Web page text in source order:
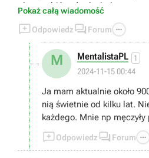
głowy robić coś tak
(przynajmniej dla mnie)
zwyczajnie... nudna. Bo jak się
uzależniony jest od tej
bossa można zapomnieć o
przygoda z tym tytułem tutaj się
Wysiadam.
Pokaż całą wiadomość
Odpowiedz  Forum 
M MentalistaPL 1
2024-11-15 00:44
Ja mam aktualnie około
nią świetnie od kilku lat.
każdego. Mnie np męczyły
Odpowiedz  Forum 